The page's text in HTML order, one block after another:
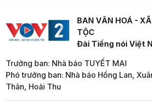
BAN VĂN HOÁ -
TỘC
Đài Tiếng nói Việt
Trưởng ban: Nhà báo TUYẾT MAI
Phó trưởng ban: Nhà báo Hồng Lan,
Thân, Hoài Thu